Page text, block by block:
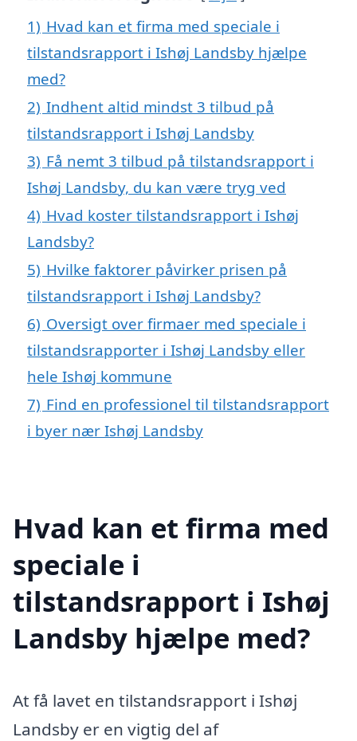
1) Hvad kan et firma med speciale i
tilstandsrapport i Ishøj Landsby hjælpe
med?
2) Indhent altid mindst 3 tilbud på
tilstandsrapport i Ishøj Landsby
3) Få nemt 3 tilbud på tilstandsrapport i
Ishøj Landsby, du kan være tryg ved
4) Hvad koster tilstandsrapport i Ishøj
Landsby?
5) Hvilke faktorer påvirker prisen på
tilstandsrapport i Ishøj Landsby?
6) Oversigt over firmaer med speciale i
tilstandsrapporter i Ishøj Landsby eller
hele Ishøj kommune
7) Find en professionel til tilstandsrapport
i byer nær Ishøj Landsby
Hvad kan et firma med
speciale i
tilstandsrapport i Ishøj
Landsby hjælpe med?
At få lavet en tilstandsrapport i Ishøj
Landsby er en vigtig del af